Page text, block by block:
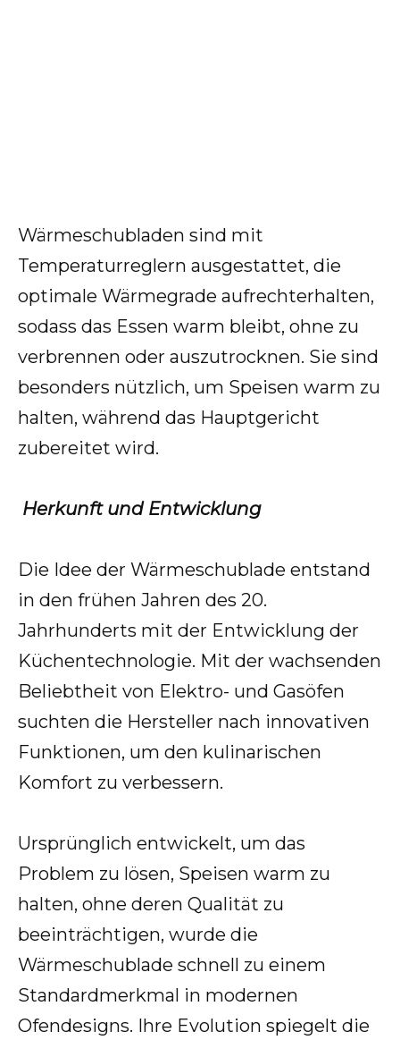
Wärmeschubladen sind mit
Temperaturreglern ausgestattet, die
optimale Wärmegrade aufrechterhalten,
sodass das Essen warm bleibt, ohne zu
verbrennen oder auszutrocknen. Sie sind
besonders nützlich, um Speisen warm zu
halten, während das Hauptgericht
zubereitet wird.
Herkunft und Entwicklung
Die Idee der Wärmeschublade entstand
in den frühen Jahren des 20.
Jahrhunderts mit der Entwicklung der
Küchentechnologie. Mit der wachsenden
Beliebtheit von Elektro- und Gasöfen
suchten die Hersteller nach innovativen
Funktionen, um den kulinarischen
Komfort zu verbessern.
Ursprünglich entwickelt, um das
Problem zu lösen, Speisen warm zu
halten, ohne deren Qualität zu
beeinträchtigen, wurde die
Wärmeschublade schnell zu einem
Standardmerkmal in modernen
Ofendesigns. Ihre Evolution spiegelt die